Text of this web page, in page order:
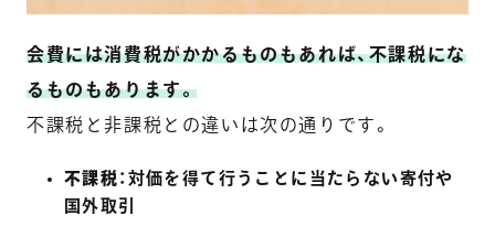
会費には消費税がかかるものもあれば、不課税にな
るものもあります。
不課税と非課税との違いは次の通りです。
不課税 ：対価を得て行うことに当たらない寄付や
国外取引